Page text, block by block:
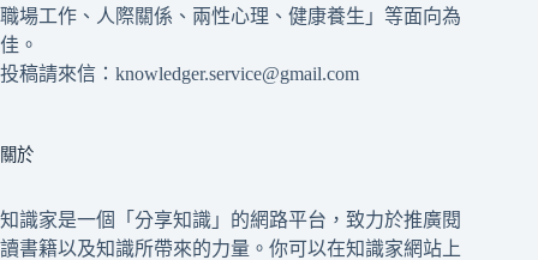
職場工作、人際關係、兩性心理、健康養生」等面向為
佳。
投稿請來信：knowledger.service@gmail.com
關於
知識家是一個「分享知識」的網路平台，致力於推廣閱
讀書籍以及知識所帶來的力量。你可以在知識家網站上